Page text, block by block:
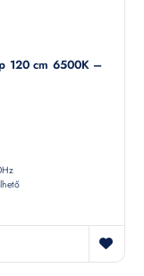
120 cm 6500K –